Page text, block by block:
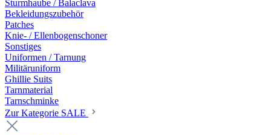
Sturmhaube / Balaclava
Bekleidungszubehör
Patches
Knie- / Ellenbogenschoner
Sonstiges
Uniformen / Tarnung
Militäruniform
Ghillie Suits
Tarnmaterial
Tarnschminke
Zur Kategorie SALE